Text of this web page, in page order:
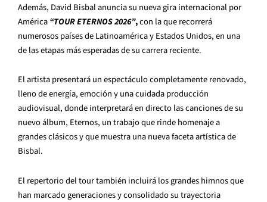
Además, David Bisbal anuncia su nueva gira internacional por
América“TOUR ETERNOS 2026”,con la que recorrerá
numerosos países de Latinoamérica y Estados Unidos, en una
de las etapas más esperadas de su carrera reciente.
El artista presentará un espectáculo completamente renovado,
lleno de energía, emoción y una cuidada producción
audiovisual, donde interpretará en directo las canciones de su
nuevo álbum, Eternos, un trabajo que rinde homenaje a
grandes clásicos y que muestra una nueva faceta artística de
Bisbal.
El repertorio del tour también incluirá los grandes himnos que
han marcado generaciones y consolidado su trayectoria